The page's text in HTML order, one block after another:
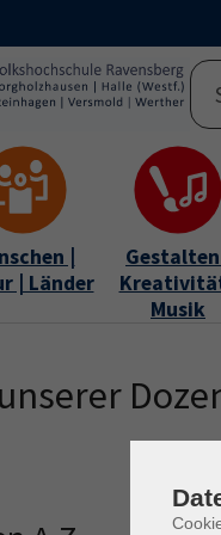
|
| Länder
Gestalten |
Kreativität
Musik